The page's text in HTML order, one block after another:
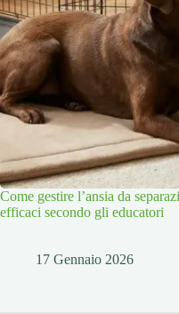
Come gestire l’ansia da
efficaci secondo gli educatori
17 Gennaio 2026